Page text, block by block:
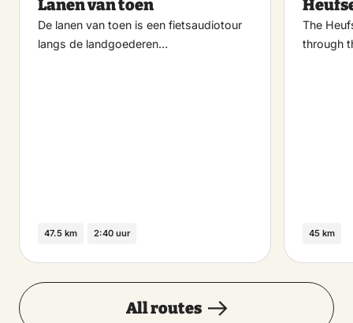
Lanen van toen
De lanen van toen is een fietsaudiotour
langs de landgoederen…
47.5 km 2:40 uur
The
through
45 km
All routes